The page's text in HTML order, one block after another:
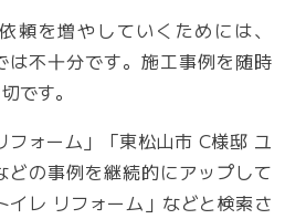
頼を増やしていくためには、
は不十分です。施工事例を随時
です。
フォーム」「東松山市 C様邸 ユ
どの事例を継続的にアップして
イレ リフォーム」などと検索さ